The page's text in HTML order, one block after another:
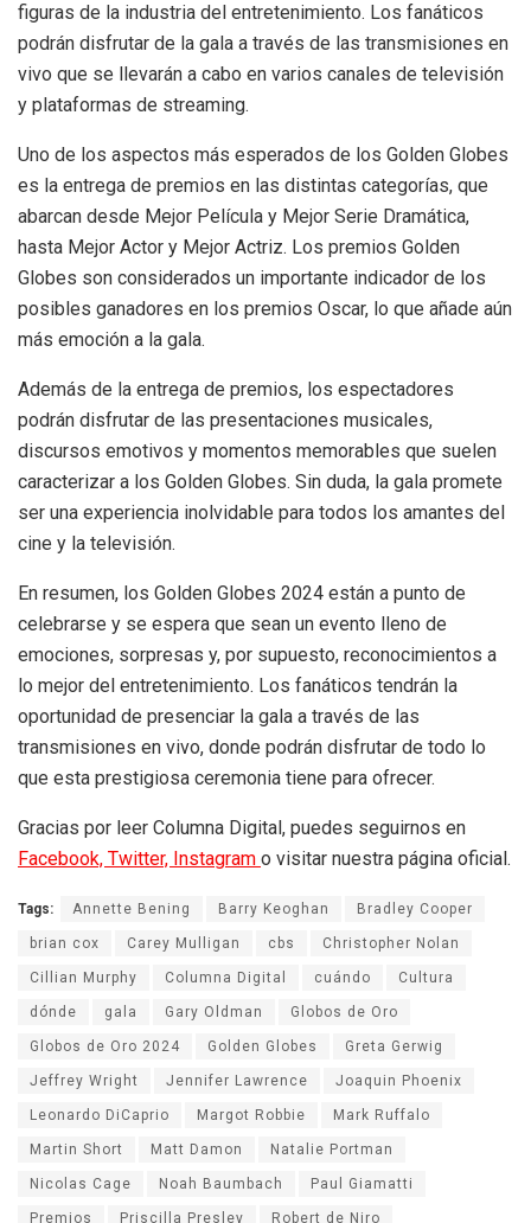
figuras de la industria del entretenimiento. Los fanáticos
podrán disfrutar de la gala a través de las transmisiones en
vivo que se llevarán a cabo en varios canales de televisión
y plataformas de streaming.
Uno de los aspectos más esperados de los Golden Globes
es la entrega de premios en las distintas categorías, que
abarcan desde Mejor Película y Mejor Serie Dramática,
hasta Mejor Actor y Mejor Actriz. Los premios Golden
Globes son considerados un importante indicador de los
posibles ganadores en los premios Oscar, lo que añade aún
más emoción a la gala.
Además de la entrega de premios, los espectadores
podrán disfrutar de las presentaciones musicales,
discursos emotivos y momentos memorables que suelen
caracterizar a los Golden Globes. Sin duda, la gala promete
ser una experiencia inolvidable para todos los amantes del
cine y la televisión.
En resumen, los Golden Globes 2024 están a punto de
celebrarse y se espera que sean un evento lleno de
emociones, sorpresas y, por supuesto, reconocimientos a
lo mejor del entretenimiento. Los fanáticos tendrán la
oportunidad de presenciar la gala a través de las
transmisiones en vivo, donde podrán disfrutar de todo lo
que esta prestigiosa ceremonia tiene para ofrecer.
Gracias por leer Columna Digital, puedes seguirnos en
Facebook, Twitter, Instagram o visitar nuestra página oficial.
Tags: Annette Bening Barry Keoghan Bradley Cooper
brian cox Carey Mulligan cbs Christopher Nolan
Cillian Murphy Columna Digital cuándo Cultura
dónde gala Gary Oldman Globos de Oro
Globos de Oro 2024 Golden Globes Greta Gerwig
Jeffrey Wright Jennifer Lawrence Joaquin Phoenix
Leonardo DiCaprio Margot Robbie Mark Ruffalo
Martin Short Matt Damon Natalie Portman
Nicolas Cage Noah Baumbach Paul Giamatti
Premios Priscilla Presley Robert de Niro